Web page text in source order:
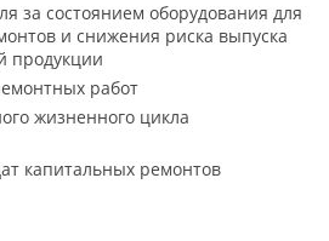
за состоянием оборудования для
и снижения риска выпуска
продукции
работ
жизненного цикла
капитальных ремонтов